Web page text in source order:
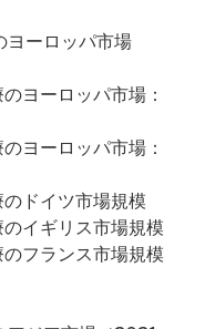
ヨーロッパ市場
ヨーロッパ市場：
ヨーロッパ市場：
ドイツ市場規模
イギリス市場規模
フランス市場規模